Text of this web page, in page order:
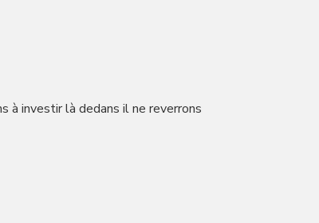
à investir là dedans il ne reverrons